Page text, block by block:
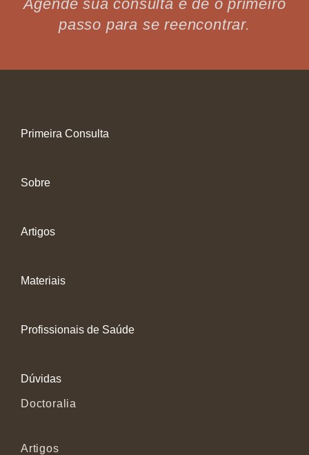
Agende sua consulta e dê o primeiro
passo para se reencontrar.
Primeira Consulta
Sobre
Artigos
Materiais
Profissionais de Saúde
Dúvidas
Doctoralia
Artigos